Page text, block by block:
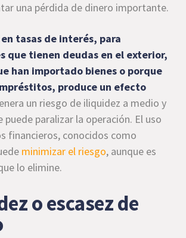
una pérdida de dinero importante.
tasas de interés, para
que tienen deudas en el exterior,
han importado bienes o porque
produce un efecto
un riesgo de iliquidez a medio y
puede paralizar la operación. El uso
financieros, conocidos como
minimizar el riesgo, aunque es
lo elimine.
o escasez de